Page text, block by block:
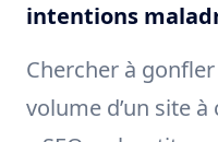
intentions
Chercher à
volume d’un site